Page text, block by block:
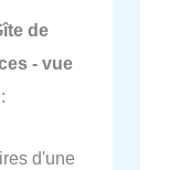
de
- vue
:
d'une